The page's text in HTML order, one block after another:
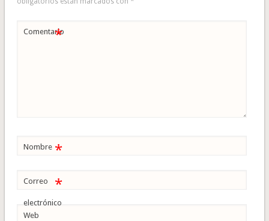
Comentario
*
Nombre *
Correo
electrónico
*
Web